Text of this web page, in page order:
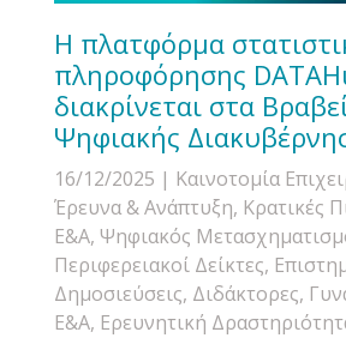
Η πλατφόρμα
πληροφόρησης
διακρίνεται στα
Ψηφιακής
16/12/2025 | Καινοτομία
Έρευνα & Ανάπτυξη, Κρατικές
Ε&Α, Ψηφιακός
Περιφερειακοί Δείκτες,
Δημοσιεύσεις, Διδάκτορες,
Ε&Α, Ερευνητική